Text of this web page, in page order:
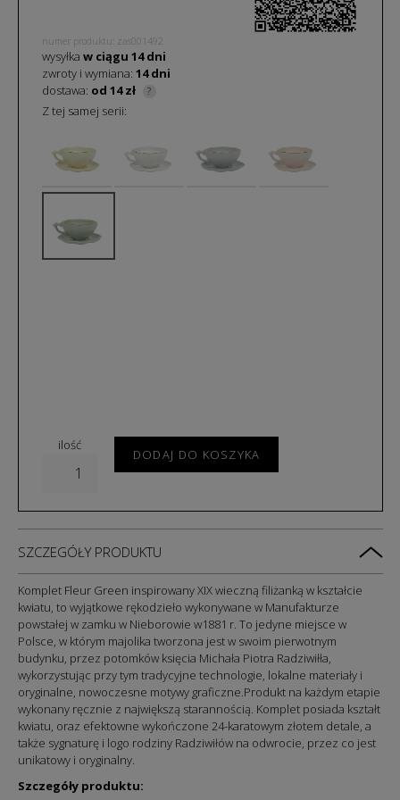
numer produktu: zas001492
wysyłka w ciągu 14dni
zwroty i wymiana: 14 dni
dostawa: od 14 zł ?
Z tej samej serii:
ilość
DODAJ DO KOSZYKA
SZCZEGÓŁY PRODUKTU
Komplet Fleur Green inspirowany XIX wieczną filiżanką w kształcie
kwiatu, to wyjątkowe rękodzieło wykonywane w Manufakturze
powstałej w zamku w Nieborowie w1881 r. To jedyne miejsce w
Polsce, w którym majolika tworzona jest w swoim pierwotnym
budynku, przez potomków księcia Michała Piotra Radziwiłła,
wykorzystując przy tym tradycyjne technologie, lokalne materiały i
oryginalne, nowoczesne motywy graficzne.Produkt na każdym etapie
wykonany ręcznie z największą starannością. Kompletposiada kształt
kwiatu, oraz efektowne wykończone 24-karatowym złotem detale, a
także sygnaturę i logo rodziny Radziwiłów na odwrocie, przez co jest
unikatowy i oryginalny.
Szczegóły produktu: